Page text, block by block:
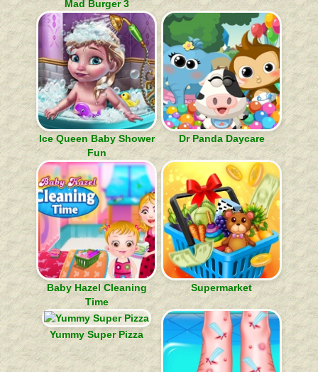
Mad Burger 3
Ice Queen Baby Shower
Fun
Dr Panda Daycare
Baby Hazel Cleaning
Time
Supermarket
Yummy Super Pizza